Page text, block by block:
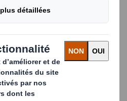
in-box », nous sommes
de machines d'emballage
en bouteilles (plastique
en plastique, telles que les
les formeuses de
les inséreuses de
de caisses ou les lignes